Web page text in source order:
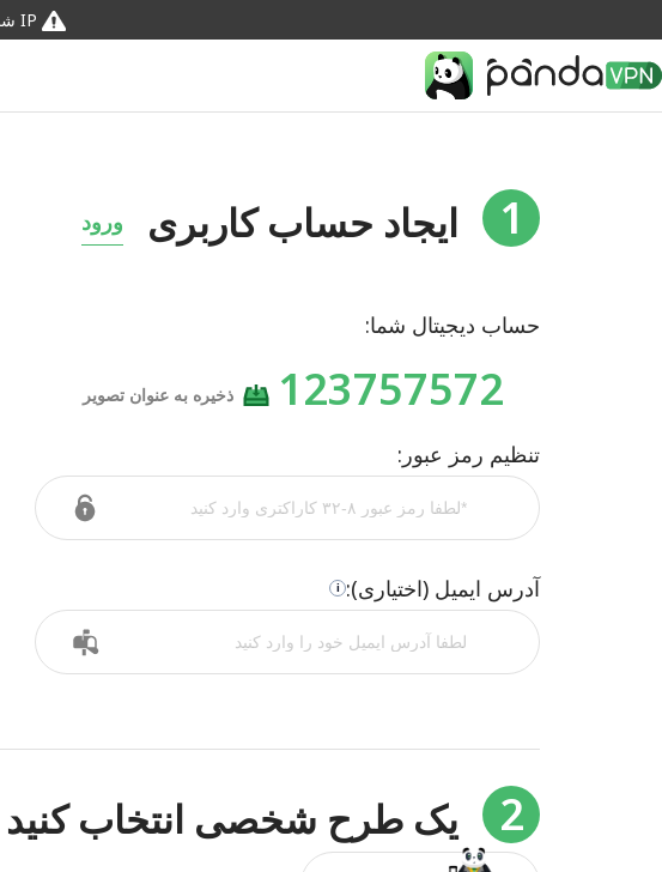
IP شما: 216.73.216.206 · وضعیت شما:
1 ایجاد حساب کاربری ورود
حساب دیجیتال شما:
123757572 ذخیره به عنوان تصویر
تنظیم رمز عبور:
آدرس ایمیل (اختیاری): i
2 یک طرح شخصی انتخاب کنید